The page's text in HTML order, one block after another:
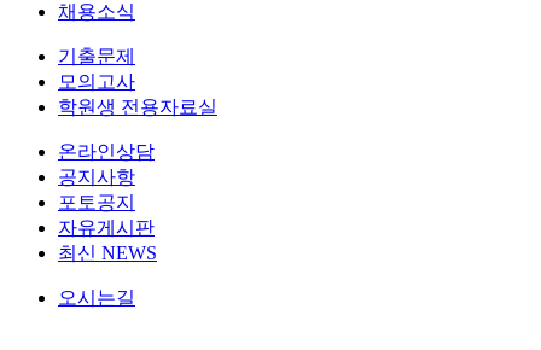
채용소식
기출문제
모의고사
학원생 전용자료실
온라인상담
공지사항
포토공지
자유게시판
최신 NEWS
오시는길